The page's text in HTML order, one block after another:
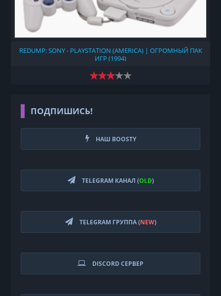
REDUMP: SONY - PLAYSTATION (AMERICA) | ОГРОМНЫЙ ПАК
ИГР (1994)
ПОДПИШИСЬ!
НАШ BOOSTY
TELEGRAM КАНАЛ (OLD)
TELEGRAM ГРУППА (NEW)
DISCORD СЕРВЕР